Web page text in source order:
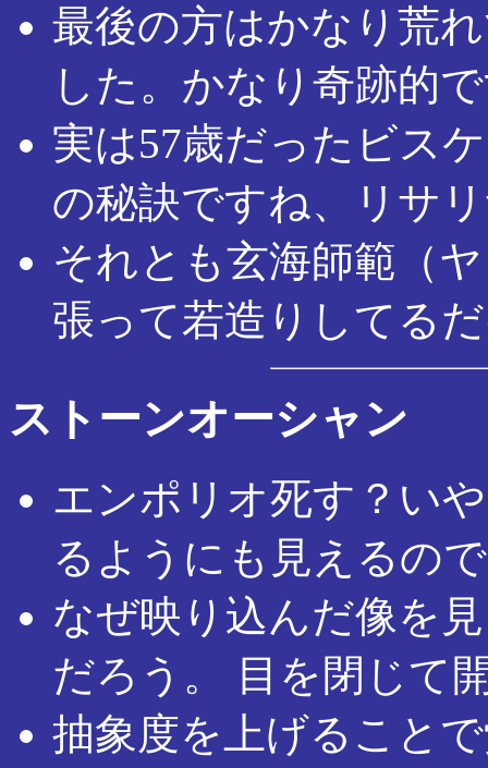
最後の方はかなり荒
した。かなり奇跡的
実は57歳だったビス
の秘訣ですね、リサ
それとも玄海師範（
張って若造りしてる
ストーンオーシャン
エンポリオ死す？い
るようにも見えるの
なぜ映り込んだ像を
だろう。 目を閉じて
抽象度を上げること